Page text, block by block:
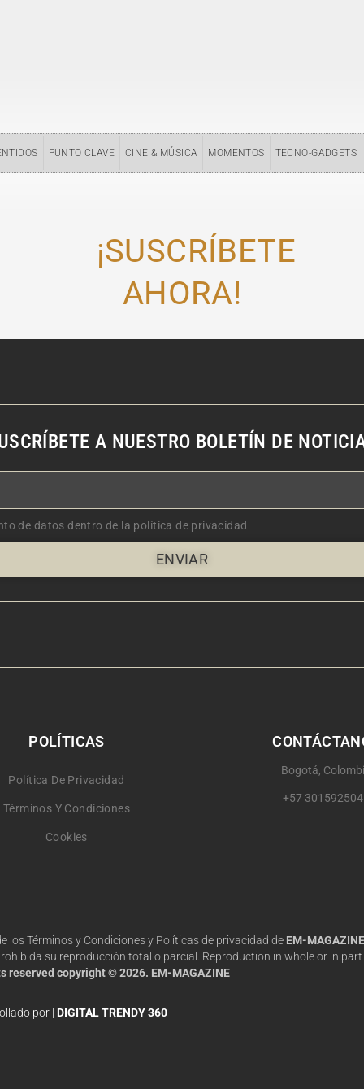
PUNTO CLAVE CINE & MÚSICA MOMENTOS TECNO-GADGETS
¡SUSCRÍBETE
AHORA!
A NUESTRO BOLETÍN DE
de datos dentro de la política de privacidad
ENVIAR
POLÍTICAS
Política De Privacidad
Términos Y Condiciones
Cookies
Bogotá,
+57
los Términos y Condiciones y Políticas de privacidad de EM-MAGAZINE
su reproducción total o parcial. Reproduction in whole or in part
reserved copyright © 2026. EM-MAGAZINE
por | DIGITAL TRENDY 360